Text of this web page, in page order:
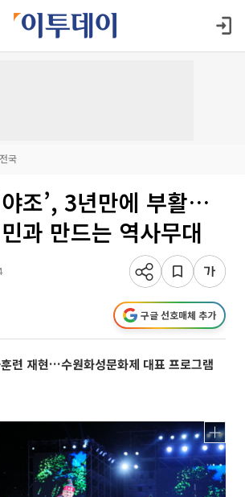
전국
조’, 3년만에 부활…
과 만드는 역사무대
구글 선호매체 추가
련 재현…수원화성문화제 대표 프로그램